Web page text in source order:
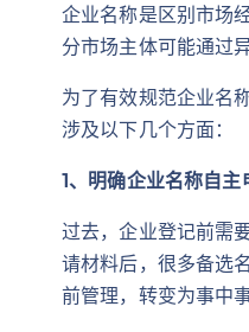
企业名称是区别市场
分市场主体可能通过
为了有效规范企业名
涉及以下几个方面：
1、明确企业名称自
过去，企业登记前需
请材料后，很多备选
前管理，转变为事中